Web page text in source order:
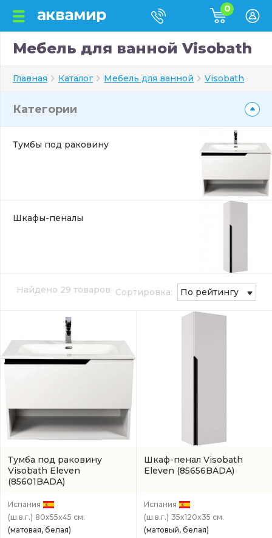
0
Мебель для ванной Visobath
Главная Каталог Мебель для ванной Visobath
Категории
Тумбы под раковину
Шкафы-пеналы
Найдено 29 товаров Сортировка: По рейтингу
Тумба под раковину
Visobath Eleven
(85601BADA)
Испания
(ш.в.г.) 80x55x45 см.
(матовая, белая)
Шкаф-пенал Visobath
Eleven (85656BADA)
Испания
(ш.в.г.) 35x120x35 см.
(матовый, белая)